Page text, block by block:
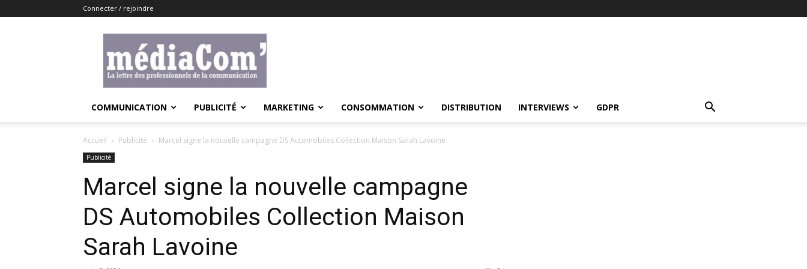
Connecter / rejoindre
COMMUNICATION PUBLICITÉ MARKETING CONSOMMATION DISTRIBUTION INTERVIEWS GDPR
Accueil Publicité Marcel signe la nouvelle campagne DS Automobiles Collection Maison Sarah Lavoine
Publicité
Marcel signe la nouvelle campagne
DS Automobiles Collection Maison
Sarah Lavoine